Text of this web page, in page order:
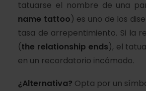
tatuarse el nombre de una
name tattoo) es uno de los
tasa de arrepentimiento. Si la
(the relationship ends), el
en un recordatorio incómodo.
¿Alternativa? Opta por un